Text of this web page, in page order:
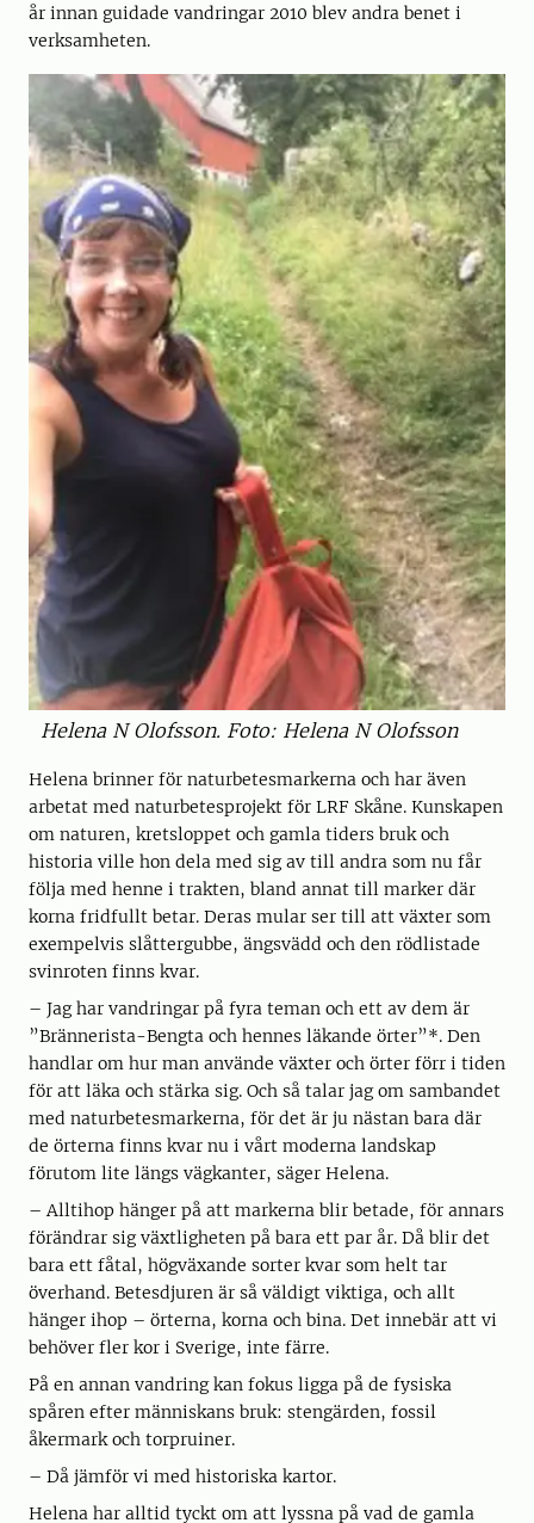
år innan guidade vandringar 2010 blev andra benet i
verksamheten.
Helena N Olofsson. Foto: Helena N Olofsson
Helena brinner för naturbetesmarkerna och har även
arbetat med naturbetesprojekt för LRF Skåne. Kunskapen
om naturen, kretsloppet och gamla tiders bruk och
historia ville hon dela med sig av till andra som nu får
följa med henne i trakten, bland annat till marker där
korna fridfullt betar. Deras mular ser till att växter som
exempelvis slåttergubbe, ängsvädd och den rödlistade
svinroten finns kvar.
– Jag har vandringar på fyra teman och ett av dem är
”Brännerista-Bengta och hennes läkande örter”*. Den
handlar om hur man använde växter och örter förr i tiden
för att läka och stärka sig. Och så talar jag om sambandet
med naturbetesmarkerna, för det är ju nästan bara där
de örterna finns kvar nu i vårt moderna landskap
förutom lite längs vägkanter, säger Helena.
– Alltihop hänger på att markerna blir betade, för annars
förändrar sig växtligheten på bara ett par år. Då blir det
bara ett fåtal, högväxande sorter kvar som helt tar
överhand. Betesdjuren är så väldigt viktiga, och allt
hänger ihop – örterna, korna och bina. Det innebär att vi
behöver fler kor i Sverige, inte färre.
På en annan vandring kan fokus ligga på de fysiska
spåren efter människans bruk: stengärden, fossil
åkermark och torpruiner.
– Då jämför vi med historiska kartor.
Helena har alltid tyckt om att lyssna på vad de gamla